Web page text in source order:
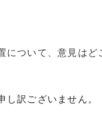
について、意見は
訳ございません。